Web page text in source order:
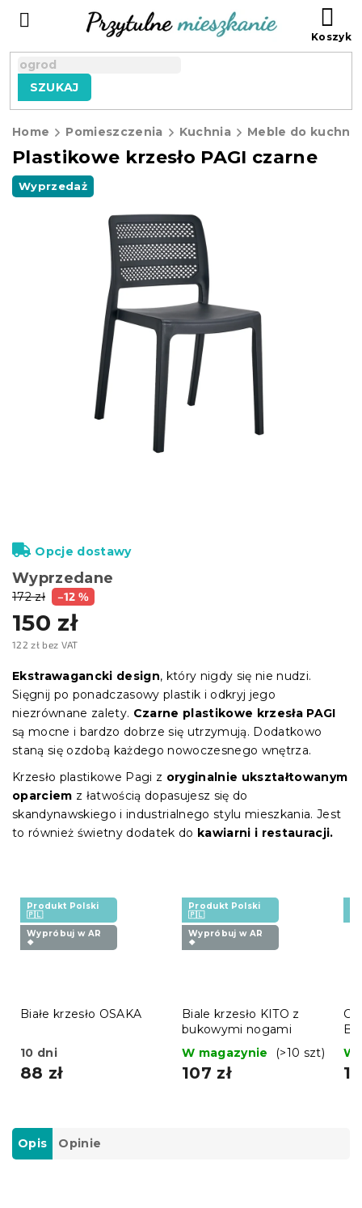
SZUKAJ
Home Pomieszczenia Kuchnia Meble do kuchni
Plastikowe krzesło PAGI czarne
Wyprzedaż
172 zł –12 %
150 zł
122 zł bez VAT
jednostkowa:
Wyprzedane
Opcje dostawy
Ekstrawagancki design, który nigdy się nie nudzi.
Sięgnij po ponadczasowy plastik i odkryj jego
niezrównane zalety. Czarne plastikowe krzesła PAGI
są mocne i bardzo dobrze się utrzymują. Dodatkowo
staną się ozdobą każdego nowoczesnego wnętrza.
Krzesło plastikowe Pagi z oryginalnie ukształtowanym
oparciem z łatwością dopasujesz się do
skandynawskiego i industrialnego stylu mieszkania. Jest
to również świetny dodatek do kawiarni i restauracji.
Produkt Polski
🇵🇱
Wypróbuj w AR
❖
Białe krzesło OSAKA
10 dni
88 zł
Produkt Polski
🇵🇱
Wypróbuj w AR
❖
Biale krzesło KITO z
bukowymi nogami
W magazynie
(>10 szt)
107 zł
W
Opis Opinie